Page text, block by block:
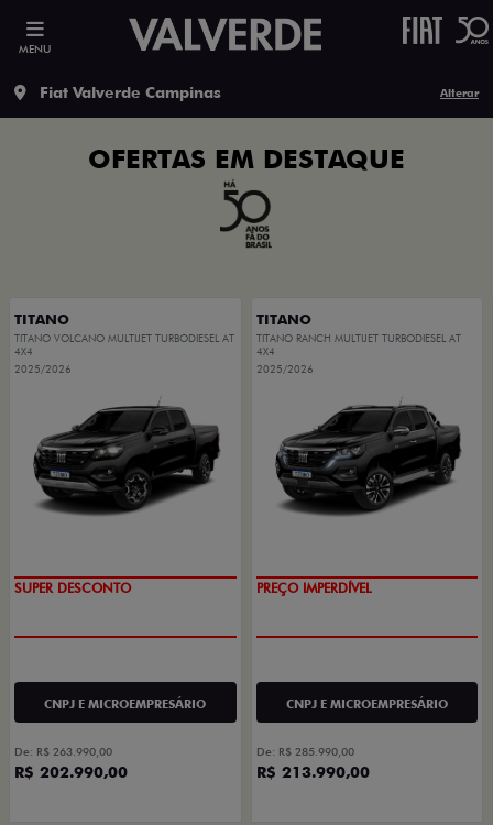
MENU
Fiat Valverde Campinas Alterar
OFERTAS EM DESTAQUE
TITANO
TITANO VOLCANO MULTIJET TURBODIESEL AT
4X4
2025/2026
OPORTUNIDADE
CNPJ E MICROEMPRESÁRIO
De: R$ 263.990,00
R$ 202.990,00
TITANO
TITANO RANCH MULTIJET TURBODIESEL AT
4X4
2025/2026
EXCLUSIVO
CNPJ E MICROEMPRESÁRIO
De: R$ 285.990,00
R$ 213.990,00